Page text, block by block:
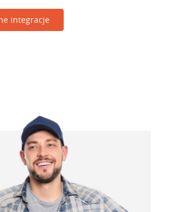
integracje